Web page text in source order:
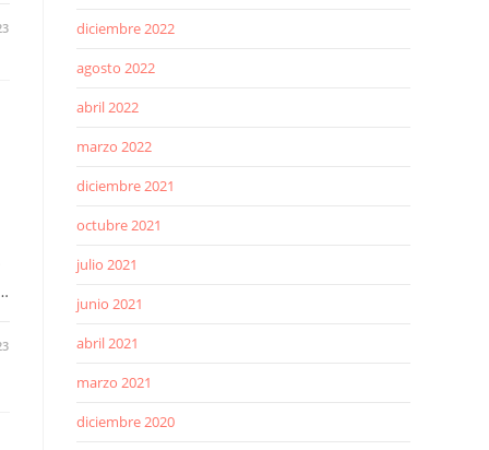
diciembre 2022
agosto 2022
abril 2022
marzo 2022
diciembre 2021
octubre 2021
julio 2021
junio 2021
abril 2021
marzo 2021
diciembre 2020